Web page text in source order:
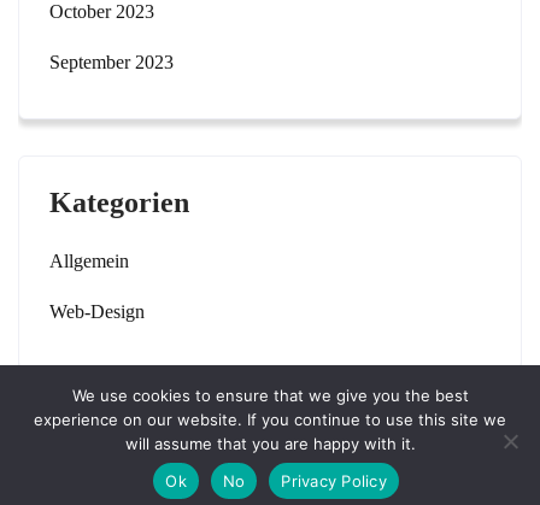
October 2023
September 2023
Kategorien
Allgemein
Web-Design
rae-loeffler.de Theme BySKT Solar Energy
We use cookies to ensure that we give you the best
experience on our website. If you continue to use this site we
will assume that you are happy with it.
Ok
No Privacy Policy